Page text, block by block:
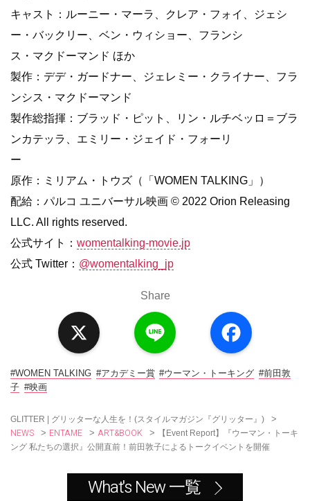
キャスト：ルーニー・マーラ、クレア・フォイ、ジェシ
ー・バックリー、ベン・ウィショー、フランシ
ス・マクドーマンド ほか
製作：デデ・ガードナー、ジェレミー・クライナー、フラ
ンシス・マクドーマンド
製作総指揮：ブラッド・ピット、リン・ルチベッロ＝ブラ
ンカテッラ、エミリー・ジェイド・フォーリ
ー
原作：ミリアム・トウズ（「WOMEN TALKING」）
配給：パルコ ユニバーサル映画 © 2022 Orion Releasing
LLC. All rights reserved.
公式サイト： womentalking-movie.jp
公式 Twitter： @womentalking_jp
Share
a
c
o
#WOMEN TALKING #アカデミー賞 #ウーマン・トーキング #前田敦
子 #映画
GLITTER | グリッターな人生を！(スタイルマガジン『グリッター』) >
NEWS > ENTAME > ART&BOOK >
【Event Report】『ウーマン・トーキ
ング 私たちの選択』公開直前！前田敦子によるトークイベントを開催
What's New 一覧